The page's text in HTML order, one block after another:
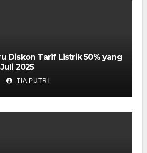
Diskon Tarif Listrik 50% yang
2025
TIA PUTRI